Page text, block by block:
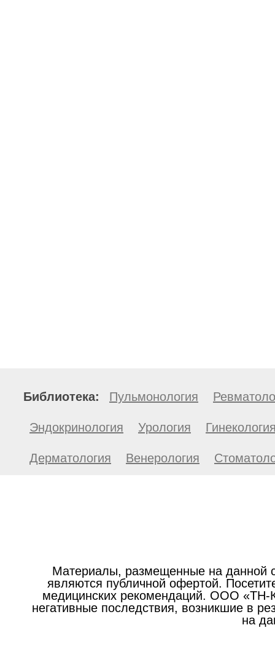
Библиотека: Пульмонология
Эндокринология Урология
Дерматология Венерология
Материалы, размещенные на данной
являются публичной офертой.
медицинских рекомендаций. ООО «ТН-
негативные последствия, возникшие в
на